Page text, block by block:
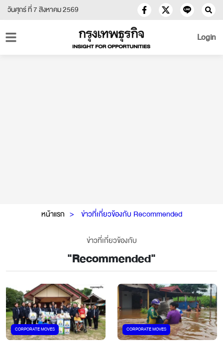
วันศุกร์ ที่ 7 สิงหาคม 2569
Login
หน้าแรก ข่าวที่เกี่ยวข้องกับ Recommended
ข่าวที่เกี่ยวข้องกับ
"Recommended"
CORPORATE MOVES CORPORATE MOVES